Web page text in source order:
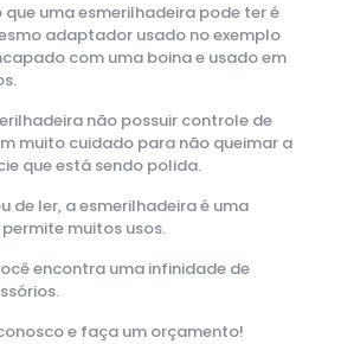
que uma esmerilhadeira pode ter é
adaptador usado no exemplo
com uma boina e usado em
não possuir controle de
muito cuidado para não queimar a
que está sendo polida.
de ler, a esmerilhadeira é uma
muitos usos.
encontra uma infinidade de
e faça um orçamento!